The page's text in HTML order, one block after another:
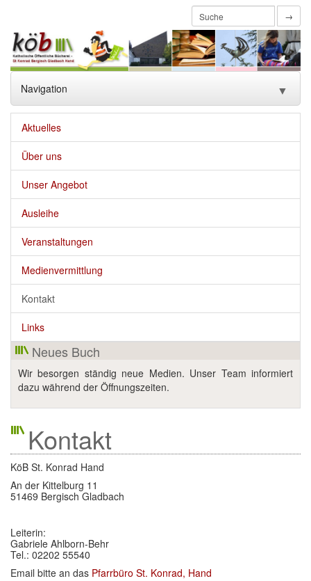
→
Navigation ▼
Aktuelles
Über uns
Unser Angebot
Ausleihe
Veranstaltungen
Medienvermittlung
Kontakt
Links
Aktuelles
Über uns
Unser Angebot
Ausleihe
Veranstaltungen
Medienvermittlung
Kontakt
Links
Neues Buch
Wir besorgen ständig neue Medien. Unser Team informiert
dazu während der Öffnungszeiten.
Kontakt
KöB St. Konrad Hand
An der Kittelburg 11
51469 Bergisch Gladbach
Leiterin:
Gabriele Ahlborn-Behr
Tel.: 02202 55540
Email bitte an das Pfarrbüro St. Konrad, Hand